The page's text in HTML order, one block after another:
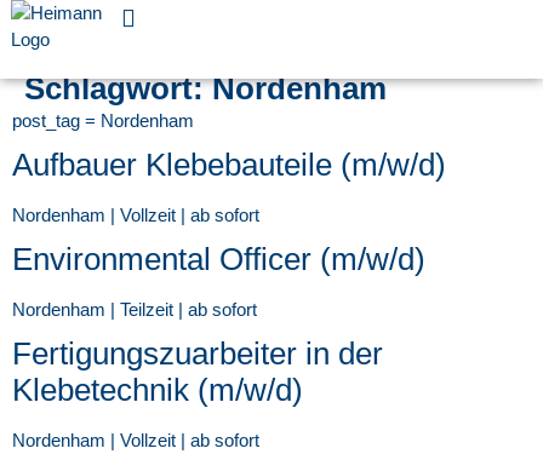
Schlagwort:Nordenham
post_tag = Nordenham
Aufbauer Klebebauteile (m/w/d)
Nordenham | Vollzeit | ab sofort
Environmental Officer (m/w/d)
Nordenham | Teilzeit | ab sofort
Fertigungszuarbeiter in der
Klebetechnik (m/w/d)
Nordenham | Vollzeit | ab sofort